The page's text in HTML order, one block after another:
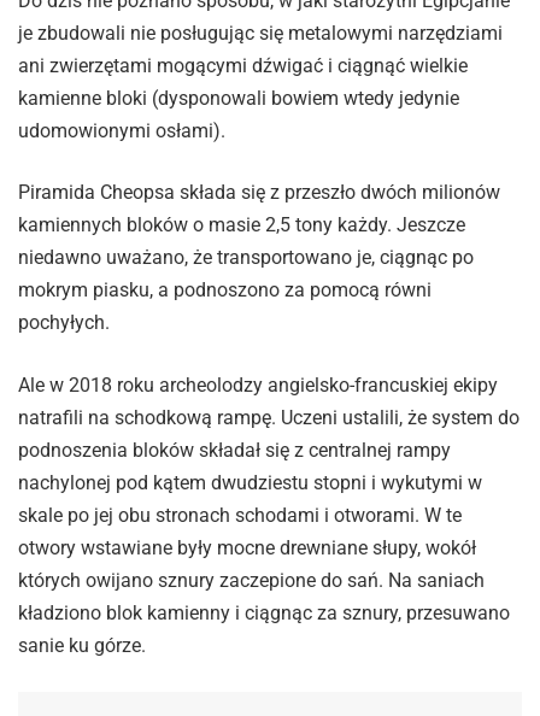
je zbudowali nie posługując się metalowymi narzędziami
ani zwierzętami mogącymi dźwigać i ciągnąć wielkie
kamienne bloki (dysponowali bowiem wtedy jedynie
udomowionymi osłami).
Piramida Cheopsa składa się z przeszło dwóch milionów
kamiennych bloków o masie 2,5 tony każdy. Jeszcze
niedawno uważano, że transportowano je, ciągnąc po
mokrym piasku, a podnoszono za pomocą równi
pochyłych.
Ale w 2018 roku archeolodzy angielsko-francuskiej ekipy
natrafili na schodkową rampę. Uczeni ustalili, że system do
podnoszenia bloków składał się z centralnej rampy
nachylonej pod kątem dwudziestu stopni i wykutymi w
skale po jej obu stronach schodami i otworami. W te
otwory wstawiane były mocne drewniane słupy, wokół
których owijano sznury zaczepione do sań. Na saniach
kładziono blok kamienny i ciągnąc za sznury, przesuwano
sanie ku górze.